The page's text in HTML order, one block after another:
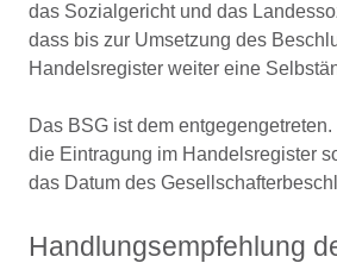
das Sozialgericht und das
dass bis zur Umsetzung des
Handelsregister weiter eine
Das BSG ist dem
die Eintragung im Handelsregister
das Datum des
Handlungsempfehlung